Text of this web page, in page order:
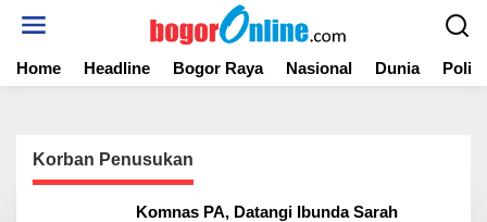
t
Home Headline Bogor Raya Nasional Dunia
Korban Penusukan
Komnas PA, Datangi Ibunda Sarah